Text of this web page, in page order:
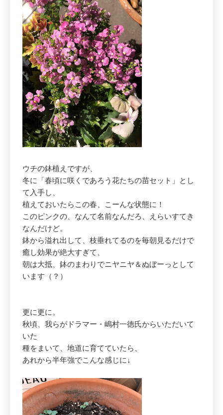
ウチの鉢植えですが、
冬に「春頃に咲くであろう花たちの苗セット」とし
て入手し、
植えておいたらこの春、こーんな状態に！
このピンクの、なんて名前なんだろ、えらいすてき
なんだけど。
鉢から溢れ出して、枝垂れてるのを毎朝見るだけで
癒し効果が絶大すぎて、
朝は大抵、鉢のまわりでニヤニヤ＆ぬぼーっとして
います（？）
更に更に。
秋頃、我らがドラマー・嶋村一徳氏からいただいて
いた
種をまいて、地道に育てていたら、
あれから半年強でこんな感じに↓